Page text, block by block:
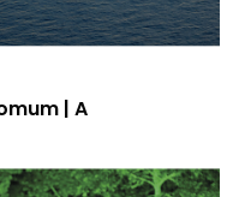
| A